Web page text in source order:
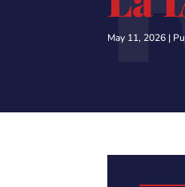
May 11, 2026 |